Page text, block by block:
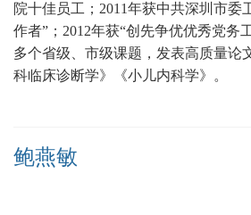
院十佳员工；2011年获中共深圳市委
作者”；2012年获“创先争优优秀党务
多个省级、市级课题，发表高质量论
科临床诊断学》《小儿内科学》。
鲍燕敏